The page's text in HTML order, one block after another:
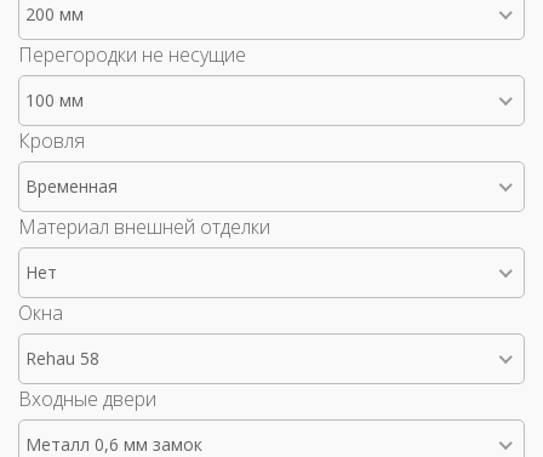
200 мм
Перегородки не несущие
100 мм
Кровля
Временная
Материал внешней отделки
Нет
Окна
Rehau 58
Входные двери
Металл 0,6 мм замок